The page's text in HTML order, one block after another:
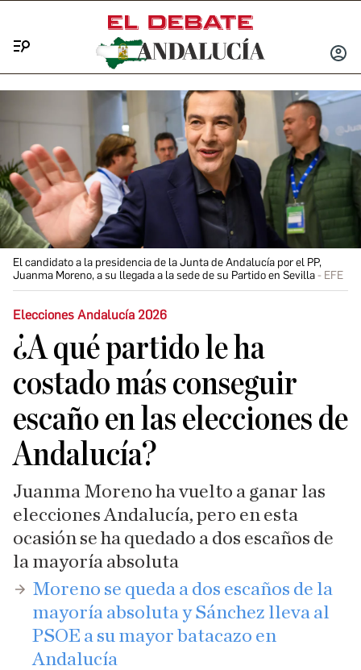
INICIAR
El candidato a la presidencia de la Junta de Andalucía por el PP,
Juanma Moreno, a su llegada a la sede de su Partido en Sevilla
EFE
Elecciones Andalucía 2026
¿A qué partido le ha
costado más conseguir
escaño en las elecciones de
Andalucía?
Juanma Moreno ha vuelto a ganar las
elecciones Andalucía, pero en esta
ocasión se ha quedado a dos escaños de
la mayoría absoluta
​Moreno se queda a dos escaños de la
mayoría absoluta y Sánchez lleva al
PSOE a su mayor batacazo en
Andalucía